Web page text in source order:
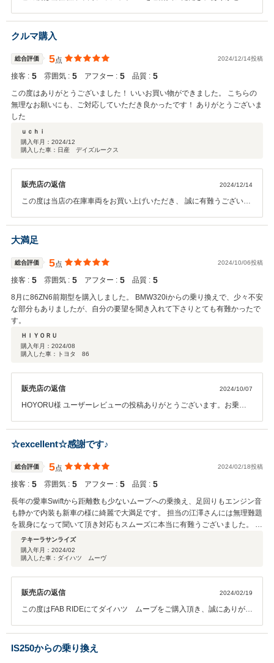
て非常にうれしく思います。アンテナの件、ご案内不足で大変申し訳
ありませんでした。今後また何かあればご連絡頂ければと思います。
どうぞよろしくお願いいたします。
クルマ購入
総合評価 5点 2024/12/14投稿
接客 : 5 雰囲気 : 5 アフター : 5 品質 : 5
この度はありがとうございました！ いいお買い物ができました。 こちらの
無理なお願いにも、ご対応していただき良かったです！ ありがとうございま
した
ｕｃｈｉ
購入年月： 2024/12
購入した車：日産 デイズルークス
販売店の返信 2024/12/14
この度は当店の在庫車両をお買い上げいただき、 誠に有難うございま
で、お困り事等ございましたら、 お気軽に担当までご連絡をお願いし
ます！ 最後に、このようなご評価まで頂き、大変光栄に思います。 こ
の度はありがとうございました！
大満足
総合評価 5点 2024/10/06投稿
接客 : 5 雰囲気 : 5 アフター : 5 品質 : 5
8月に86ZN6前期型を購入しました。 BMW320iからの乗り換えで、少々不安
な部分もありましたが、自分の要望を聞き入れて下さりとても有難かったで
す。
ＨＩＹＯＲＵ
購入年月： 2024/08
購入した車：トヨタ 86
販売店の返信 2024/10/07
HOYORU様 ユーザーレビューの投稿ありがとうございます。お乗り
ならとてもうれしいです。当社とも場所が近いので、何かあればご連
絡ください。今後ともどうぞよろしくお願いいたします。
☆excellent☆感謝です♪
総合評価 5点 2024/02/18投稿
接客 : 5 雰囲気 : 5 アフター : 5 品質 : 5
長年の愛車Swiftから距離数も少ないムーブへの乗換え、足回りもエンジン音
も静かで内装も新車の様に綺麗で大満足です。 担当の江澤さんには無理難題
を親身になって聞いて頂き対応もスムーズに本当に有難うございました。 今
後、友人等での売買、乗換えの話しがありましたら宜しくお願い致します。
テキーラサンライズ
購入年月： 2024/02
購入した車：ダイハツ ムーヴ
販売店の返信 2024/02/19
この度はFAB RIDEにてダイハツ ムーブをご購入頂き、誠にありがと
入りに行っています。 ユーザレビューにて高いご評価して頂き、大変
嬉しく思います。 商談時には、プライベートのお話もすることが出
来、楽しかったです。 今後の整備や車検などに関してもしっかりとフ
IS250からの乗り換え